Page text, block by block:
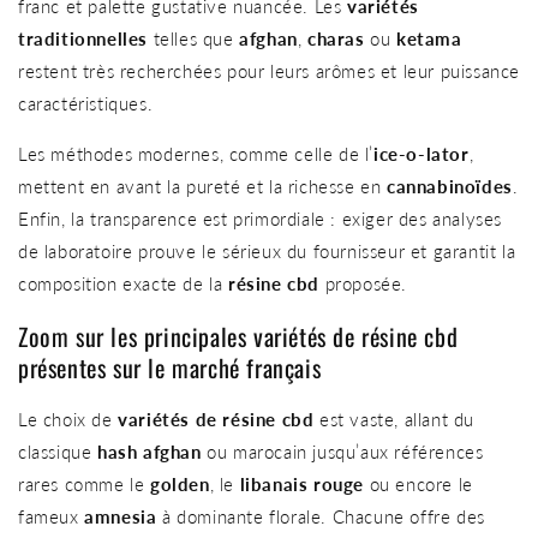
franc et palette gustative nuancée. Lesvariétés
traditionnelles telles queafghan ,charas ou ketama
restent très recherchées pour leurs arômes et leur puissance
caractéristiques.
Les méthodes modernes, comme celle de l’ice-o-lator
mettent en avant la pureté et la richesse encannabinoïdes
Enfin, la transparence est primordiale : exiger des analyses
de laboratoire prouve le sérieux du fournisseur et garantit la
composition exacte de la résine cbd proposée.
Zoom sur les principales variétés de résine cbd
présentes sur le marché français
Le choix devariétés de résine cbd est vaste, allant du
classique hash afghan ou marocain jusqu’aux références
rares comme le golden , le libanais rouge ou encore le
fameuxamnesia à dominante florale. Chacune offre des